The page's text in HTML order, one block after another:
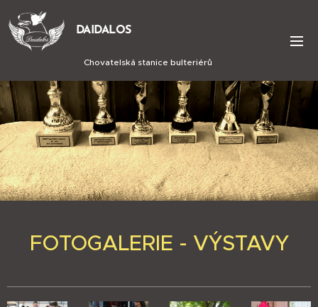
DAIDALOS
Chovatelská stanice bulteriérů
FOTOGALERIE - VÝSTAVY